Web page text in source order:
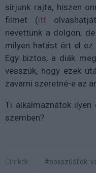
sírjunk rajta, hiszen
filmet (itt
nevettünk a dolgon,
milyen hatást ért el ez
Egy biztos, a diák
vesszük, hogy ezek
zavarni szeretné-e az
Ti alkalmaznátok
szemben?
Címkék: #bosszúállók: